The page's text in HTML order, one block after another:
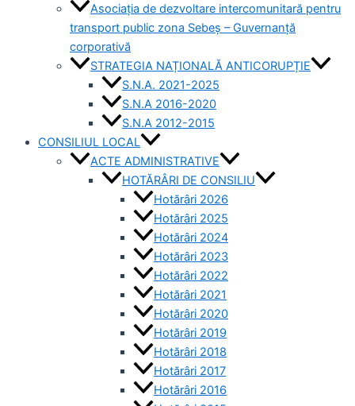
Asociația de dezvoltare intercomunitară pentru
transport public zona Sebeș – Guvernanță
corporativă
STRATEGIA NAȚIONALĂ ANTICORUPȚIE
S.N.A. 2021-2025
S.N.A 2016-2020
S.N.A 2012-2015
CONSILIUL LOCAL
ACTE ADMINISTRATIVE
HOTĂRÂRI DE CONSILIU
Hotărâri 2026
Hotărâri 2025
Hotărâri 2024
Hotărâri 2023
Hotărâri 2022
Hotărâri 2021
Hotărâri 2020
Hotărâri 2019
Hotărâri 2018
Hotărâri 2017
Hotărâri 2016